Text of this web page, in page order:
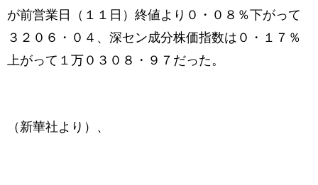
が前営業日（１１日）終値より０・０８％下がって
３２０６・０４、深セン成分株価指数は０・１７％
上がって１万０３０８・９７だった。
（新華社より）、